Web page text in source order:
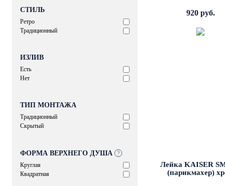
СТИЛЬ
Ретро
Традиционный
ИЗЛИВ
Есть
Нет
ТИП МОНТАЖА
Традиционный
Скрытый
ФОРМА ВЕРХНЕГО ДУША
?
Круглая
Квадратная
920 руб.
Лейка KAISER
(парикмахер)